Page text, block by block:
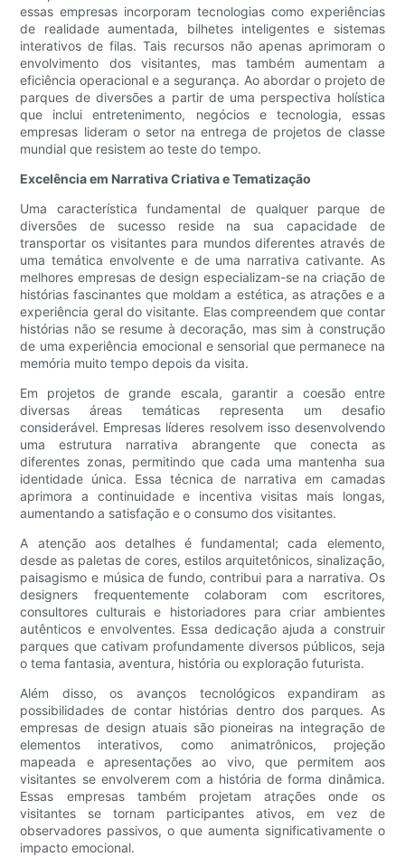
essas empresas incorporam tecnologias como experiências
de realidade aumentada, bilhetes inteligentes e sistemas
interativos de filas. Tais recursos não apenas aprimoram o
envolvimento dos visitantes, mas também aumentam a
eficiência operacional e a segurança. Ao abordar o projeto de
parques de diversões a partir de uma perspectiva holística
que inclui entretenimento, negócios e tecnologia, essas
empresas lideram o setor na entrega de projetos de classe
mundial que resistem ao teste do tempo.
Excelência em Narrativa Criativa e Tematização
Uma característica fundamental de qualquer parque de
diversões de sucesso reside na sua capacidade de
transportar os visitantes para mundos diferentes através de
uma temática envolvente e de uma narrativa cativante. As
melhores empresas de design especializam-se na criação de
histórias fascinantes que moldam a estética, as atrações e a
experiência geral do visitante. Elas compreendem que contar
histórias não se resume à decoração, mas sim à construção
de uma experiência emocional e sensorial que permanece na
memória muito tempo depois da visita.
Em projetos de grande escala, garantir a coesão entre
diversas áreas temáticas representa um desafio
considerável. Empresas líderes resolvem isso desenvolvendo
uma estrutura narrativa abrangente que conecta as
diferentes zonas, permitindo que cada uma mantenha sua
identidade única. Essa técnica de narrativa em camadas
aprimora a continuidade e incentiva visitas mais longas,
aumentando a satisfação e o consumo dos visitantes.
A atenção aos detalhes é fundamental; cada elemento,
desde as paletas de cores, estilos arquitetônicos, sinalização,
paisagismo e música de fundo, contribui para a narrativa. Os
designers frequentemente colaboram com escritores,
consultores culturais e historiadores para criar ambientes
autênticos e envolventes. Essa dedicação ajuda a construir
parques que cativam profundamente diversos públicos, seja
o tema fantasia, aventura, história ou exploração futurista.
Além disso, os avanços tecnológicos expandiram as
possibilidades de contar histórias dentro dos parques. As
empresas de design atuais são pioneiras na integração de
elementos interativos, como animatrônicos, projeção
mapeada e apresentações ao vivo, que permitem aos
visitantes se envolverem com a história de forma dinâmica.
Essas empresas também projetam atrações onde os
visitantes se tornam participantes ativos, em vez de
observadores passivos, o que aumenta significativamente o
impacto emocional.